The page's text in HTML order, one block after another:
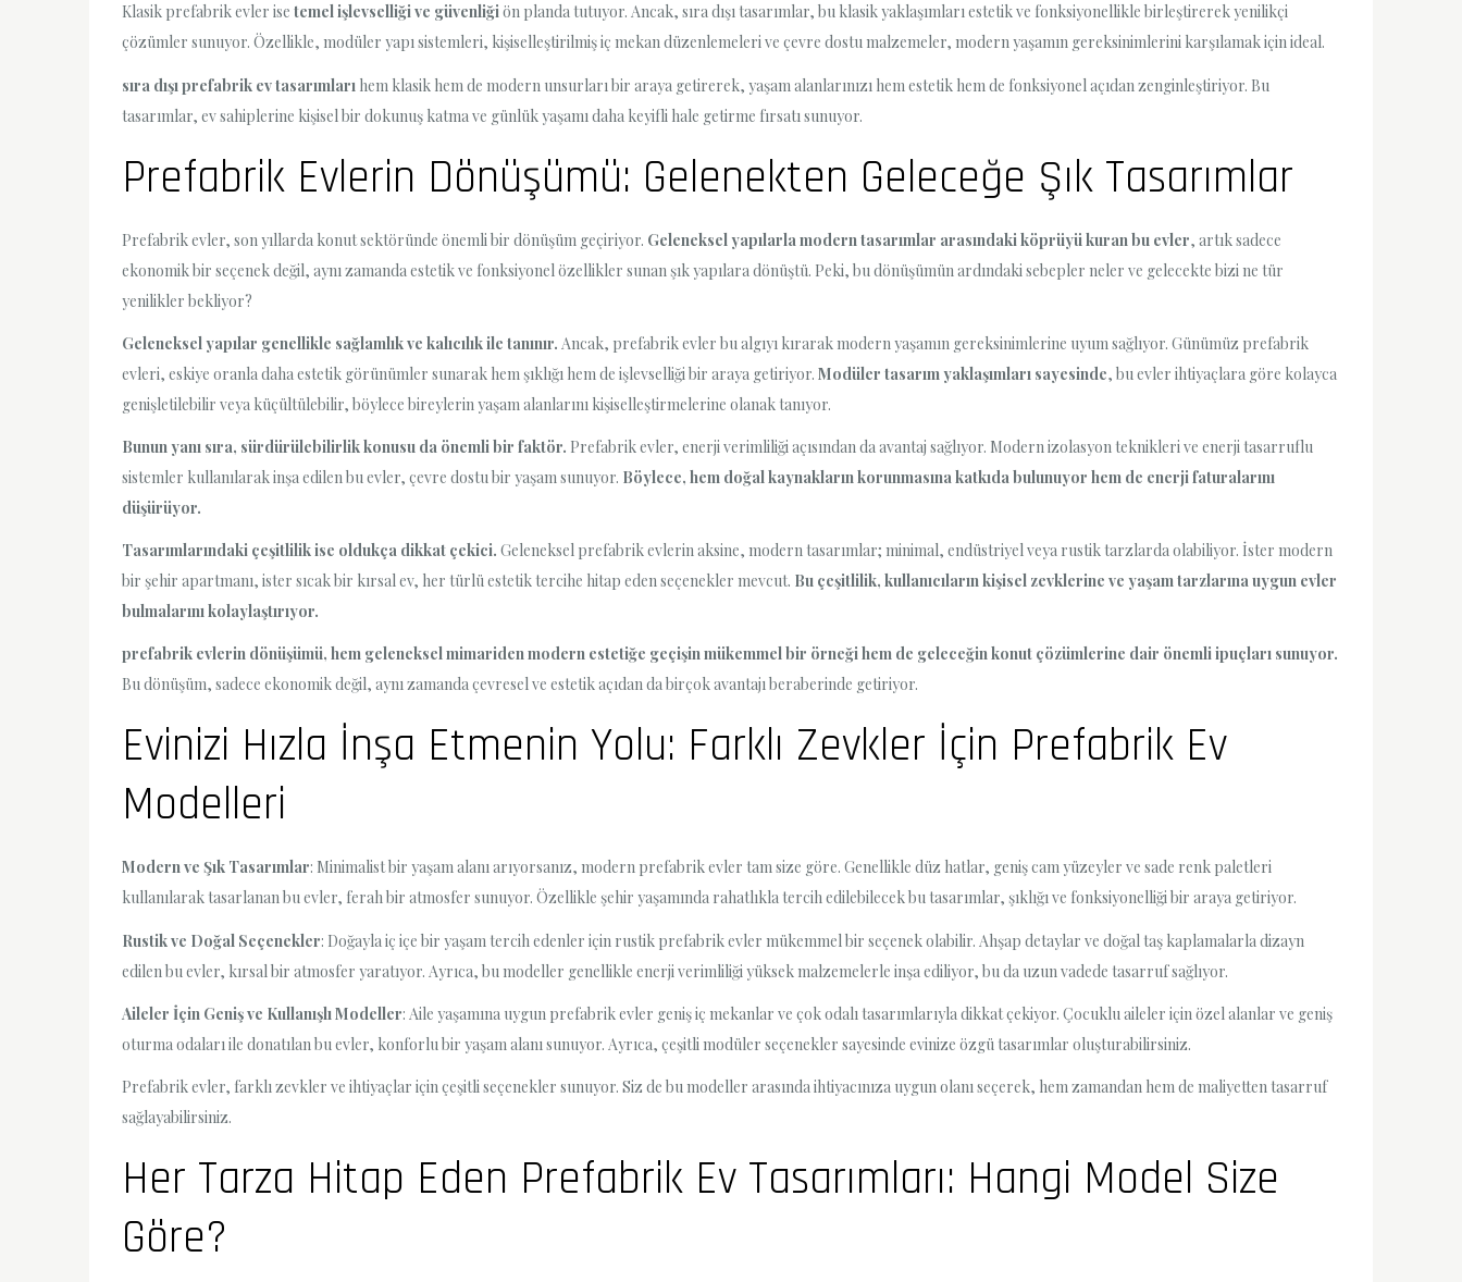
Klasik prefabrik evler ise temel işlevselliği ve güvenliğiön planda tutuyor. Ancak, sıra dışı tasarımlar, bu klasik yaklaşımları estetik ve fonksiyonellikle birleştirerek yenilikçi
çözümler sunuyor. Özellikle, modüler yapı sistemleri, kişiselleştirilmiş iç mekan düzenlemeleri ve çevre dostu malzemeler, modern yaşamın gereksinimlerini karşılamak için ideal.
sıra dışı prefabrik ev tasarımları hem klasik hem de modern unsurları bir araya getirerek, yaşam alanlarınızı hem estetik hem de fonksiyonel açıdan zenginleştiriyor. Bu
tasarımlar, ev sahiplerine kişisel bir dokunuş katma ve günlük yaşamı daha keyifli hale getirme fırsatı sunuyor.
Prefabrik Evlerin Dönüşümü: Gelenekten Geleceğe Şık Tasarımlar
Prefabrik evler, son yıllarda konut sektöründe önemli bir dönüşüm geçiriyor. Geleneksel yapılarla modern tasarımlar arasındaki köprüyü kuran bu evler, artık sadece
ekonomik bir seçenek değil, aynı zamanda estetik ve fonksiyonel özellikler sunan şık yapılara dönüştü. Peki, bu dönüşümün ardındaki sebepler neler ve gelecekte bizi ne tür
yenilikler bekliyor?
Geleneksel yapılar genellikle sağlamlık ve kalıcılık ile tanınır. Ancak, prefabrik evler bu algıyı kırarak modern yaşamın gereksinimlerine uyum sağlıyor. Günümüz prefabrik
evleri, eskiye oranla daha estetik görünümler sunarak hem şıklığı hem de işlevselliği bir araya getiriyor. Modüler tasarım yaklaşımları sayesinde, bu evler ihtiyaçlara göre kolayca
genişletilebilir veya küçültülebilir, böylece bireylerin yaşam alanlarını kişiselleştirmelerine olanak tanıyor.
Bunun yanı sıra, sürdürülebilirlik konusu da önemli bir faktör. Prefabrik evler, enerji verimliliği açısından da avantaj sağlıyor. Modern izolasyon teknikleri ve enerji tasarruflu
sistemler kullanılarak inşa edilen bu evler, çevre dostu bir yaşam sunuyor. Böylece, hem doğal kaynakların korunmasına katkıda bulunuyor hem de enerji faturalarını
düşürüyor.
Tasarımlarındaki çeşitlilik ise oldukça dikkat çekici. Geleneksel prefabrik evlerin aksine, modern tasarımlar; minimal, endüstriyel veya rustik tarzlarda olabiliyor. İster modern
bir şehir apartmanı, ister sıcak bir kırsal ev, her türlü estetik tercihe hitap eden seçenekler mevcut. Bu çeşitlilik, kullanıcıların kişisel zevklerine ve yaşam tarzlarına uygun evler
bulmalarını kolaylaştırıyor.
prefabrik evlerin dönüşümü, hem geleneksel mimariden modern estetiğe geçişin mükemmel bir örneği hem de geleceğin konut çözümlerine dair önemli ipuçları sunuyor.
Bu dönüşüm, sadece ekonomik değil, aynı zamanda çevresel ve estetik açıdan da birçok avantajı beraberinde getiriyor.
Evinizi Hızla İnşa Etmenin Yolu: Farklı Zevkler İçin Prefabrik Ev
Modelleri
Modern ve Şık Tasarımlar: Minimalist bir yaşam alanı arıyorsanız, modern prefabrik evler tam size göre. Genellikle düz hatlar, geniş cam yüzeyler ve sade renk paletleri
kullanılarak tasarlanan bu evler, ferah bir atmosfer sunuyor. Özellikle şehir yaşamında rahatlıkla tercih edilebilecek bu tasarımlar, şıklığı ve fonksiyonelliği bir araya getiriyor.
Rustik ve Doğal Seçenekler: Doğayla iç içe bir yaşam tercih edenler için rustik prefabrik evler mükemmel bir seçenek olabilir. Ahşap detaylar ve doğal taş kaplamalarla dizayn
edilen bu evler, kırsal bir atmosfer yaratıyor. Ayrıca, bu modeller genellikle enerji verimliliği yüksek malzemelerle inşa ediliyor, bu da uzun vadede tasarruf sağlıyor.
Aileler İçin Geniş ve Kullanışlı Modeller: Aile yaşamına uygun prefabrik evler geniş iç mekanlar ve çok odalı tasarımlarıyla dikkat çekiyor. Çocuklu aileler için özel alanlar ve geniş
oturma odaları ile donatılan bu evler, konforlu bir yaşam alanı sunuyor. Ayrıca, çeşitli modüler seçenekler sayesinde evinize özgü tasarımlar oluşturabilirsiniz.
Prefabrik evler, farklı zevkler ve ihtiyaçlar için çeşitli seçenekler sunuyor. Siz de bu modeller arasında ihtiyacınıza uygun olanı seçerek, hem zamandan hem de maliyetten tasarruf
sağlayabilirsiniz.
Her Tarza Hitap Eden Prefabrik Ev Tasarımları: Hangi Model Size
Göre?